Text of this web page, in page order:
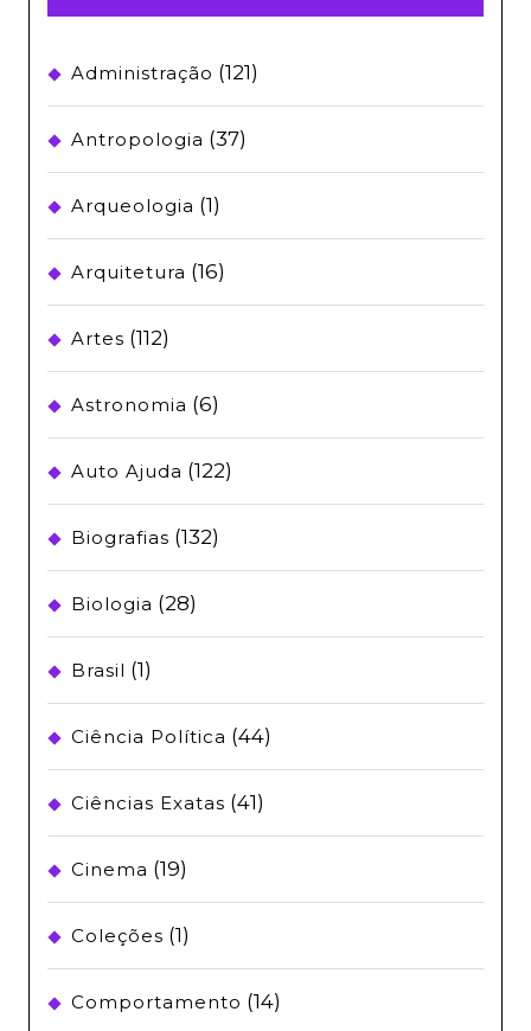
Administração (121)
Antropologia (37)
Arqueologia (1)
Arquitetura (16)
Artes (112)
Astronomia (6)
Auto Ajuda (122)
Biografias (132)
Biologia (28)
Brasil (1)
Ciência Política (44)
Ciências Exatas (41)
Cinema (19)
Coleções (1)
Comportamento (14)